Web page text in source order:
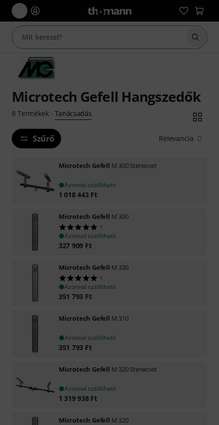
Microtech Gefell Hangszedők
8 Termékek· Tanácsadás
Szűrő Relevancia
Microtech Gefell M 300 Stereoset
Azonnal szállítható
1 018 443 Ft
Microtech Gefell M 300
1
Azonnal szállítható
327 909 Ft
Microtech Gefell M 330
1
Azonnal szállítható
351 793 Ft
Microtech Gefell M 310
Azonnal szállítható
351 793 Ft
Microtech Gefell M 320 Stereoset
Azonnal szállítható
1 319 938 Ft
Microtech Gefell M 320